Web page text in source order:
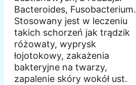
Bacteroides, Fusobacterium.
Stosowany jest w leczeniu
takich schorzeń jak trądzik
różowaty, wyprysk
łojotokowy, zakażenia
bakteryjne na twarzy,
zapalenie skóry wokół ust.